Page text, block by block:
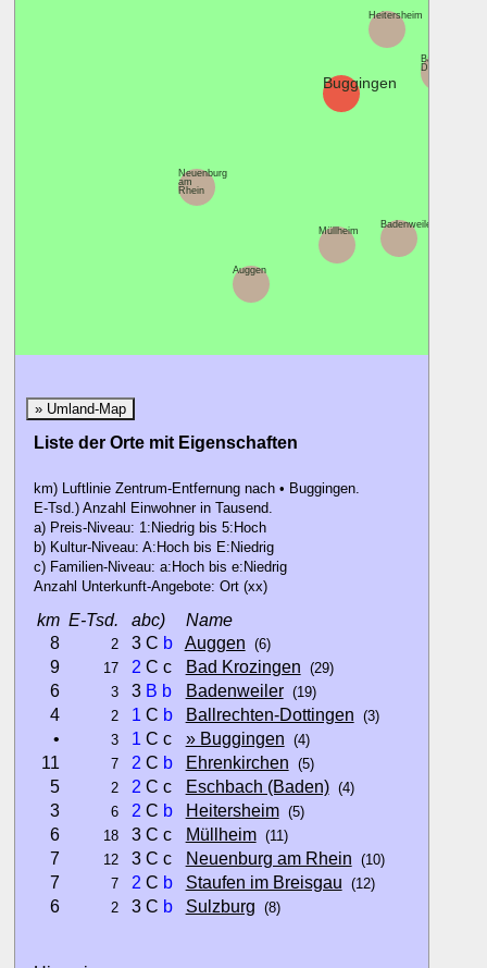
Auggen
Ballrechten-
Dottingen
Badenweiler
Buggingen
Heitersheim
Neuenburg
am
Rhein
Müllheim
» Umland-Map
Liste der Orte mit Eigenschaften
km) Luftlinie Zentrum-Entfernung nach • Buggingen.
E-Tsd.) Anzahl Einwohner in Tausend.
a) Preis-Niveau: 1:Niedrig bis 5:Hoch
b) Kultur-Niveau: A:Hoch bis E:Niedrig
c) Familien-Niveau: a:Hoch bis e:Niedrig
Anzahl Unterkunft-Angebote: Ort (xx)
km E-Tsd. abc)
Name
8
2 3 C b Auggen (6)
9 17 2 C c Bad Krozingen (29)
6 3 3 B b Badenweiler (19)
4 2 1 C b Ballrechten-Dottingen (3)
• 3 1 C c » Buggingen (4)
11 7 2 C b Ehrenkirchen (5)
5 2 2 C c Eschbach (Baden) (4)
3 6 2 C b Heitersheim (5)
6 18 3 C c Müllheim (11)
7 12 3 C c Neuenburg am Rhein (10)
7 7 2 C b Staufen im Breisgau (12)
6 2 3 C b Sulzburg (8)